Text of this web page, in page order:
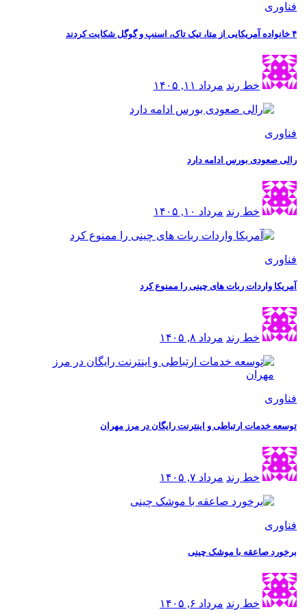
فناوری
۴ خانواده آمریکایی از متا، تیک تاک، اسنپ و گوگل شکایت کردند
خط رند مرداد ۱۱, ۱۴۰۵
فناوری
رالی صعودی بورس ادامه دارد
خط رند مرداد ۱۰, ۱۴۰۵
فناوری
آمریکا واردات ربات های چینی را ممنوع کرد
خط رند مرداد ۸, ۱۴۰۵
فناوری
توسعه خدمات ارتباطی و اینترنت رایگان در مرز مهران
خط رند مرداد ۷, ۱۴۰۵
فناوری
برخورد صاعقه با موشک چینی
خط رند مرداد ۶, ۱۴۰۵